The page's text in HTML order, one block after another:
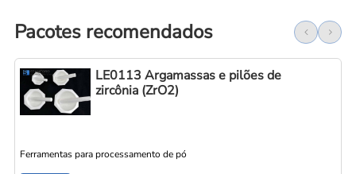
Pacotes recomendados
LE0113 Argamassas e pilões de
zircônia (ZrO2)
Ferramentas para processamento de pó